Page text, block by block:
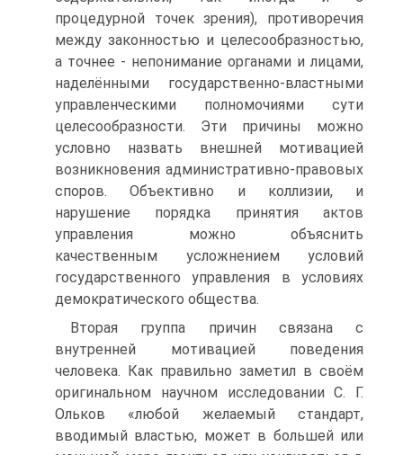
процедурной точек зрения), противоречия
между законностью и целесообразностью,
а точнее - непонимание органами и лицами,
наделёнными государственно-властными
управленческими полномочиями сути
целесообразности. Эти причины можно
условно назвать внешней мотивацией
возникновения административно-правовых
споров. Объективно и коллизии, и
нарушение порядка принятия актов
управления можно объяснить
качественным усложнением условий
государственного управления в условиях
демократического общества.
Вторая группа причин связана с
внутренней мотивацией поведения
человека. Как правильно заметил в своём
оригинальном научном исследовании С. Г.
Ольков «любой желаемый стандарт,
вводимый властью, может в большей или